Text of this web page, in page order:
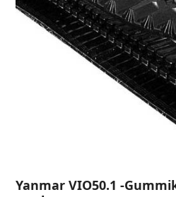
Yanmar VIO50.1 -